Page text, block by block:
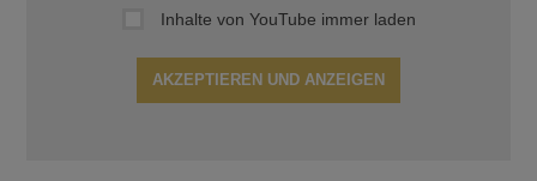
Inhalte von YouTube immer laden
AKZEPTIEREN UND ANZEIGEN